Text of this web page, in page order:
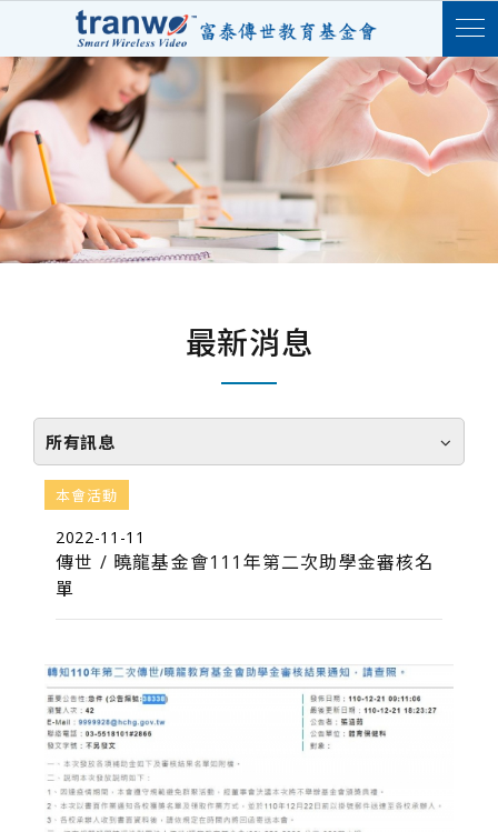
最新消息
所有訊息
2022-11-11
本會活動
傳世 / 曉龍基金會111年第二次助學金審核名
單